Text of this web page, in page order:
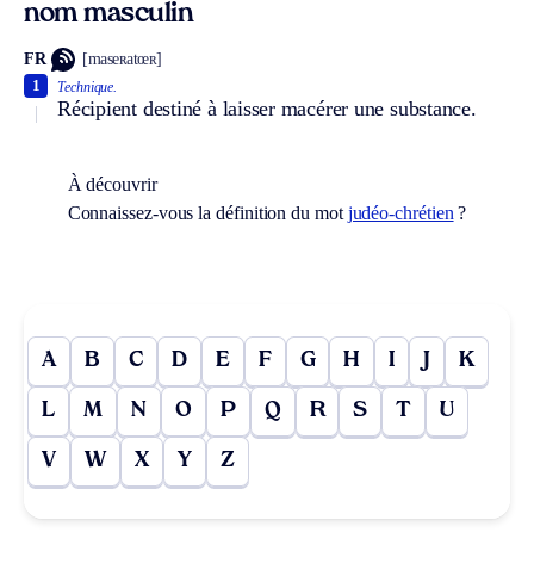
nom masculin
FR [maseʀatœʀ]
Technique.
Récipient destiné à laisser macérer une substance.
1
À découvrir
Connaissez-vous la définition du mot judéo-chrétien ?
A B C D E F G H I J K
L M N O P Q R S T U
V W X Y Z